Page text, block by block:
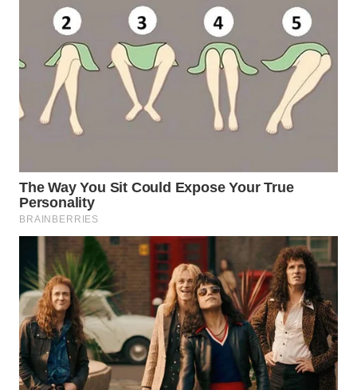
WN
LIKUPANG
WN
LABUANBAJO
Wahana
Media
WAHANA
NEWS
WAHANA
TANI
WAHANA